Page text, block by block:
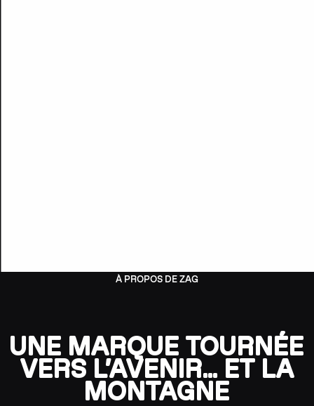
À PROPOS DE ZAG
UNE MARQUE TOURNÉE
VERS L’AVENIR… ET LA
MONTAGNE